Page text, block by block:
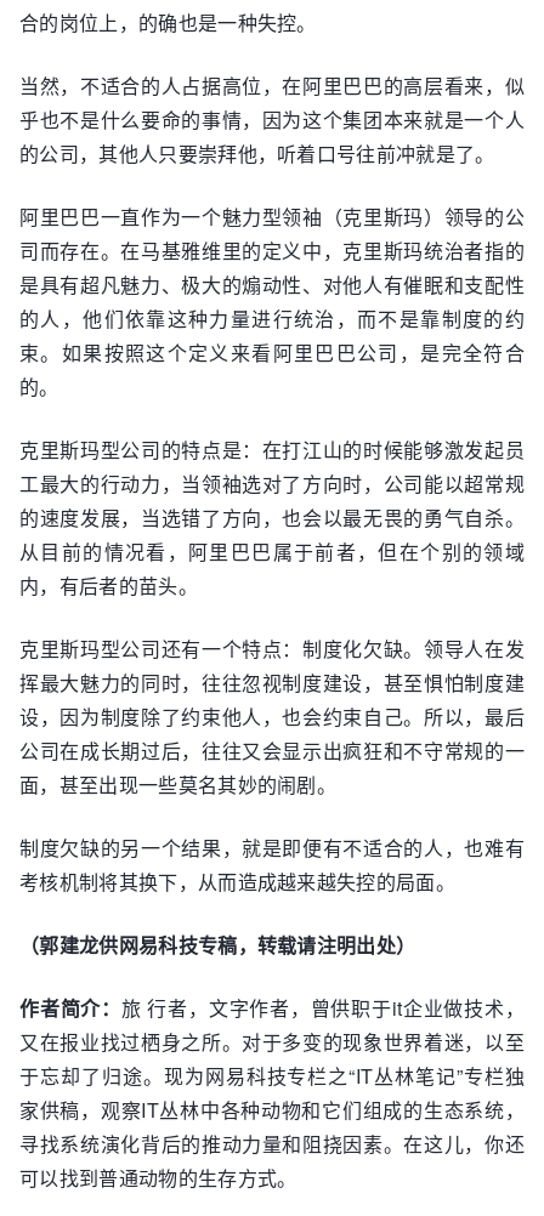
合的岗位上，的确也是一种失控。
当然，不适合的人占据高位，在阿里巴巴的高层看来，似
乎也不是什么要命的事情，因为这个集团本来就是一个人
的公司，其他人只要崇拜他，听着口号往前冲就是了。
阿里巴巴一直作为一个魅力型领袖（克里斯玛）领导的公
司而存在。在马基雅维里的定义中，克里斯玛统治者指的
是具有超凡魅力、极大的煽动性、对他人有催眠和支配性
的人，他们依靠这种力量进行统治，而不是靠制度的约
束。如果按照这个定义来看阿里巴巴公司，是完全符合
的。
克里斯玛型公司的特点是：在打江山的时候能够激发起员
工最大的行动力，当领袖选对了方向时，公司能以超常规
的速度发展，当选错了方向，也会以最无畏的勇气自杀。
从目前的情况看，阿里巴巴属于前者，但在个别的领域
内，有后者的苗头。
克里斯玛型公司还有一个特点：制度化欠缺。领导人在发
挥最大魅力的同时，往往忽视制度建设，甚至惧怕制度建
设，因为制度除了约束他人，也会约束自己。所以，最后
公司在成长期过后，往往又会显示出疯狂和不守常规的一
面，甚至出现一些莫名其妙的闹剧。
制度欠缺的另一个结果，就是即便有不适合的人，也难有
考核机制将其换下，从而造成越来越失控的局面。
（郭建龙供网易科技专稿，转载请注明出处）
作者简介： 旅 行者，文字作者，曾供职于it企业做技术，
又在报业找过栖身之所。对于多变的现象世界着迷，以至
于忘却了归途。现为网易科技专栏之“IT丛林笔记”专栏独
家供稿，观察IT丛林中各种动物和它们组成的生态系统，
寻找系统演化背后的推动力量和阻挠因素。在这儿，你还
可以找到普通动物的生存方式。